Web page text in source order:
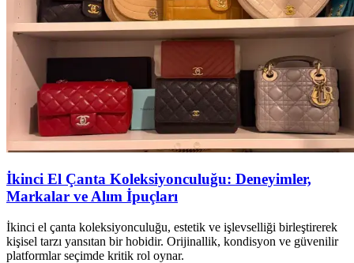
İkinci El Çanta Koleksiyonculuğu: Deneyimler,
Markalar ve Alım İpuçları
İkinci el çanta koleksiyonculuğu, estetik ve işlevselliği birleştirerek
kişisel tarzı yansıtan bir hobidir. Orijinallik, kondisyon ve güvenilir
platformlar seçimde kritik rol oynar.